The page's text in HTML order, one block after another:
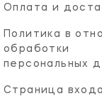
Оплата и
Политика в
обработки
персональных
Страница входа